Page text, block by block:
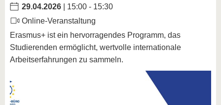
29.04.2026 | 15:00 - 15:30
Online-Veranstaltung
Erasmus+ ist ein hervorragendes Programm, das
Studierenden ermöglicht, wertvolle internationale
Arbeitserfahrungen zu sammeln.